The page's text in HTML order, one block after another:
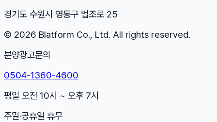
경기도 수원시 영통구 법조로 25
© 2026 Blatform Co., Ltd. All rights reserved.
분양광고문의
0504-1360-4600
평일 오전 10시 ~ 오후 7시
주말·공휴일 휴무